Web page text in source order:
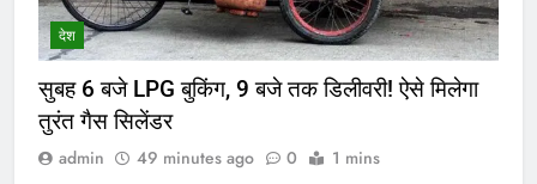
देश
सुबह 6 बजे LPG बुकिंग, 9 बजे तक डिलीवरी! ऐसे मिलेगा
तुरंत गैस सिलेंडर
admin 49 minutes ago 0 1 mins